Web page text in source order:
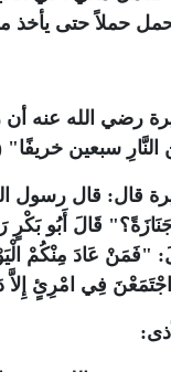
حملاً حتى يأخذ
رضي الله عنه
سبعين خريفًا"
قال: قال رسول
قَالَ ‏‏أَبُو
"فَمَنْ عَادَ مِنْكُمْ
فِي امْرِئٍ